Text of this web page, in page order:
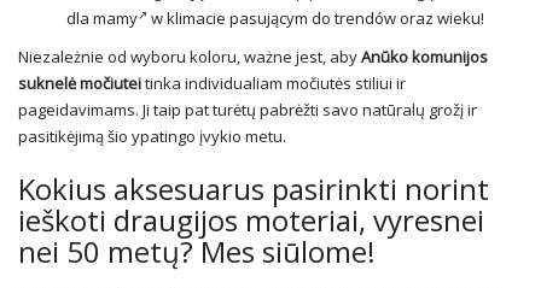
dla mamy
w klimacie pasującym do trendów oraz wieku!
Niezależnie od wyboru koloru, ważne jest, abyAnūko komunijos
suknelė močiuteitinka individualiam močiutės stiliui ir
pageidavimams. Ji taip pat turėtų pabrėžti savo natūralų grožį ir
pasitikėjimą šio ypatingo įvykio metu.
Kokius aksesuarus pasirinkti norint
ieškoti draugijos moteriai, vyresnei
nei 50 metų? Mes siūlome!